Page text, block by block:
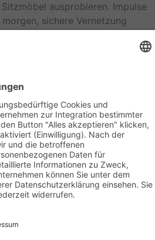
ausprobieren. Impulse
sichere Vernetzung
und die Möglichkeiten des
Themen für die sehr
Geschäftsstelle Adlershof
Kekuléstraße 2-4
12489 Berlin
30-6392 2282